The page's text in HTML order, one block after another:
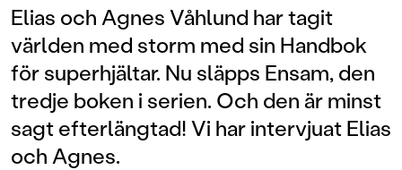
Elias och Agnes Våhlund har tagit
världen med storm med sin Handbok
för superhjältar. Nu släpps Ensam, den
tredje boken i serien. Och den är minst
sagt efterlängtad! Vi har intervjuat Elias
och Agnes.